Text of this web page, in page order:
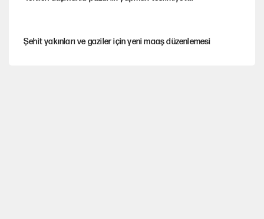
Şehit yakınları ve gaziler için yeni maaş düzenlemesi